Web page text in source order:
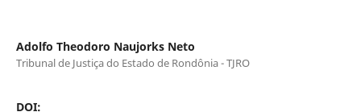
Adolfo Theodoro Naujorks Neto
Tribunal de Justiça do Estado de Rondônia - TJRO
DOI: